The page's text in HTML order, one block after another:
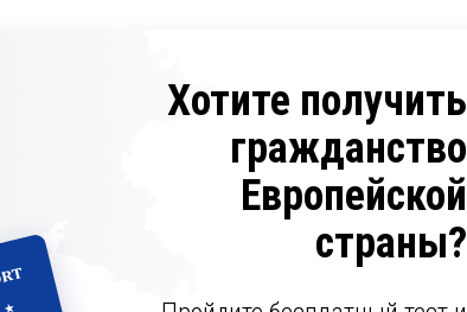
Хотите получить
гражданство
Европейской
страны?